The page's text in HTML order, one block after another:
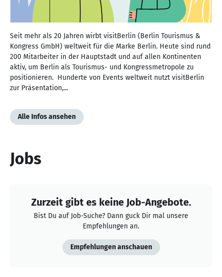
Seit mehr als 20 Jahren wirbt visitBerlin (Berlin Tourismus &
Kongress GmbH) weltweit für die Marke Berlin. Heute sind rund
200 Mitarbeiter in der Hauptstadt und auf allen Kontinenten
aktiv, um Berlin als Tourismus- und Kongressmetropole zu
positionieren. Hunderte von Events weltweit nutzt visitBerlin
zur Präsentation,...
Alle Infos ansehen
Jobs
Zurzeit gibt es keine Job-Angebote.
Bist Du auf Job-Suche? Dann guck Dir mal unsere
Empfehlungen an.
Empfehlungen anschauen